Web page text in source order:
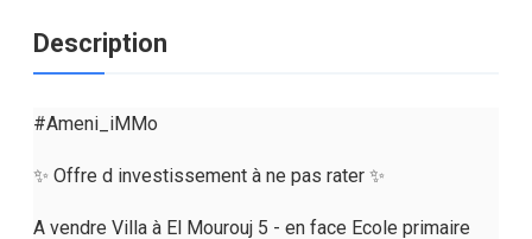
Description
#Ameni_iMMo
✨ Offre d investissement à ne pas rater ✨
A vendre Villa à El Mourouj 5 - en face Ecole primaire